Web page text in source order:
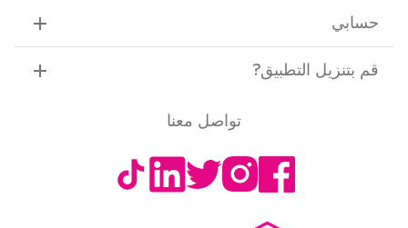
حسابي
قم بتنزيل التطبيق?
تواصل معنا